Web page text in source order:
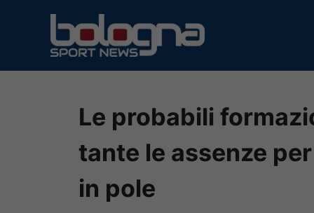
contenuto
Le probabili
tante le assenze
in pole